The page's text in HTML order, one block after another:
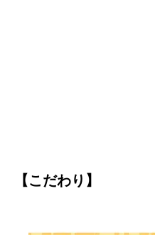
【こだわり】